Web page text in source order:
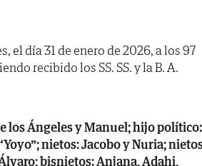
el día 31 de enero de 2026, a los 97
recibido los SS. SS. y la B. A.
los Ángeles y Manuel; hijo político:
nietos: Jacobo y Nuria;
bisnietos: Anjana, Adahi,